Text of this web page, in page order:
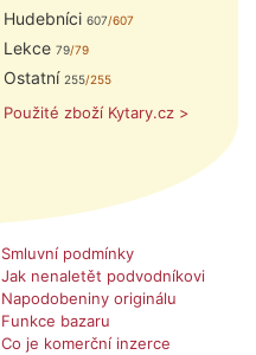
Hudebníci 607/607
Lekce 79/79
Ostatní 255/255
Použité zboží Kytary.cz >
Smluvní podmínky
Jak nenaletět podvodníkovi
Napodobeniny originálu
Funkce bazaru
Co je komerční inzerce